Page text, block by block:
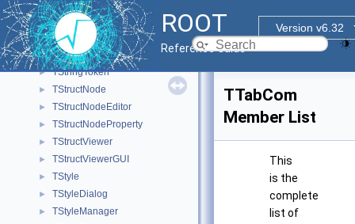
ROOT
Version v6.32
Reference Guide
► TStreamerSTLstring
► TStreamerString
► TString
► TStringLong
► TStringToken
► TStructNode
► TStructNodeEditor
► TStructNodeProperty
► TStructViewer
► TStructViewerGUI
► TStyle
► TStyleDialog
► TStyleManager
TTabCom
Member List
This
is the
complete
list of